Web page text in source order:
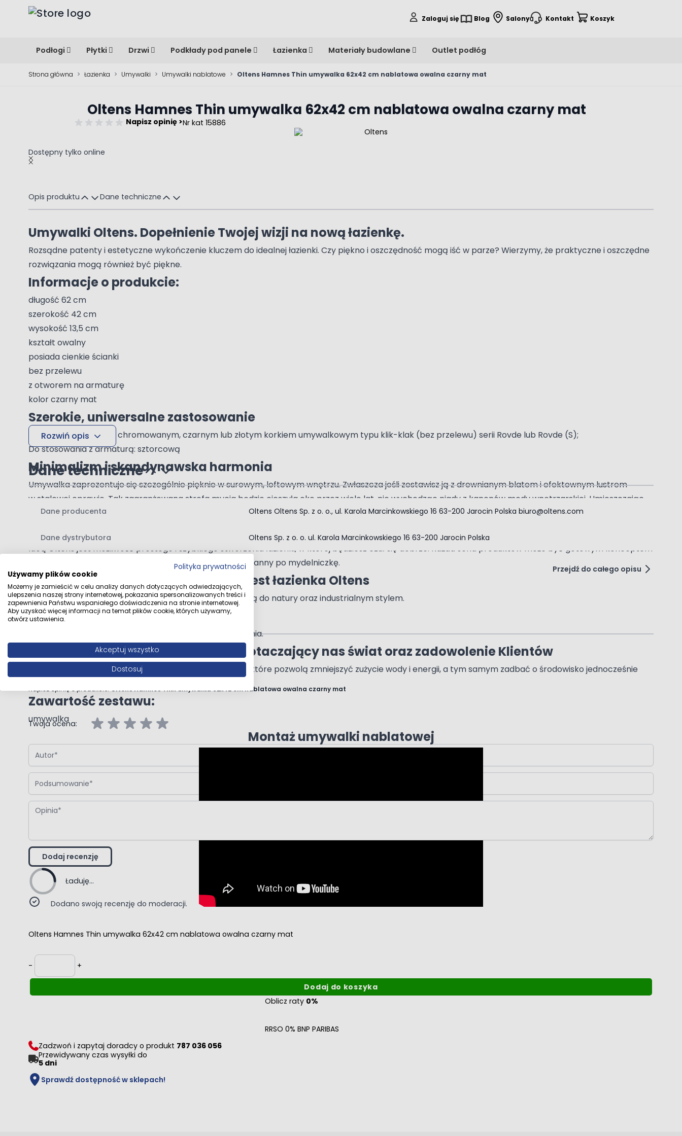
Przejdź do treści
Zaloguj się Blog Salony Kontakt Koszyk
Podłogi Płytki Drzwi Podkłady pod panele Łazienka Materiały budowlane Outlet podłóg
Strona główna > Łazienka > Umywalki > Umywalki nablatowe > Oltens Hamnes Thin umywalka 62x42 cm nablatowa owalna czarny mat
Oltens Hamnes Thin umywalka 62x42 cm nablatowa owalna czarny mat
Napisz opinię >Nr kat 15886
Dostępny tylko online
Main image
Click to view image in fullscreen
Opis produktu Dane techniczne
Umywalki Oltens. Dopełnienie Twojej wizji na nową łazienkę.
Rozsądne patenty i estetyczne wykończenie kluczem do idealnej łazienki. Czy piękno i oszczędność mogą iść w parze? Wierzymy, że praktyczne i oszczędne
rozwiązania mogą również być piękne.
Informacje o produkcie:
długość 62 cm
szerokość 42 cm
wysokość 13,5 cm
kształt owalny
posiada cienkie ścianki
bez przelewu
z otworem na armaturę
kolor czarny mat
Szerokie, uniwersalne zastosowanie
Najlepiej połączyć ją z chromowanym, czarnym lub złotym korkiem umywalkowym typu klik-klak (bez przelewu) serii Rovde lub Rovde (S);
Do stosowania z armaturą: sztorcową
Minimalizm i skandynawska harmonia
Umywalka zaprezentuje się szczególnie pięknie w surowym, loftowym wnętrzu. Zwłaszcza jeśli zestawisz ją z drewnianym blatem i efektownym lustrem
w stalowej oprawie. Tak zaaranżowana strefa mycia będzie cieszyła oko przez wiele lat, nie wychodząc nigdy z kanonów mody wnętrzarskiej. Umieszczając
umywalkę Hamnes w szlachetnym czarnym kolorze w swojej łazience, wyróżnisz ją i nadasz niepowtarzalnego charakteru.
Gotowe rozwiązania dla Twojej wygody
Ideą Oltens jest możliwość prostego i szybkiego stworzenia łazienki, w której będziesz czuł się dobrze. Każda seria produktów może być gotowym konceptem
– można znaleźć w niej wszystko, co jest potrzebne, od wanny po mydelniczkę.
Delikatna, minimalistyczna – taka jest łazienka Oltens
Inspirowana skandynawską harmonią, spokojem miłością do natury oraz industrialnym stylem.
Gwarancja jakości produktów
Oltens to pewność i zaufanie przez cały okres użytkowania.
Oltens czuje się odpowiedzialny za otaczający nas świat oraz zadowolenie Klientów
Z tego powodu firma OLTENS wykorzystuje technologie, które pozwolą zmniejszyć zużycie wody i energii, a tym samym zadbać o środowisko jednocześnie
Zawartość zestawu:
umywalka
Montaż umywalki nablatowej
Rozwiń opis
Dane techniczne
Dane producenta Oltens Oltens Sp. z o. o., ul. Karola Marcinkowskiego 16 63-200 Jarocin Polska biuro@oltens.com
Dane dystrybutora Oltens Sp. z o. o. ul. Karola Marcinkowskiego 16 63-200 Jarocin Polska
Przejdź do całego opisu
Opinie klientów
Napisz własną recenzję
Napisz opinię o produkcie:Oltens Hamnes Thin umywalka 62x42 cm nablatowa owalna czarny mat
Twoja ocena:
Autor
Podsumowanie
Opinia
Dodaj recenzję
Ładuję...
Dodano swoją recenzję do moderacji.
Oltens Hamnes Thin umywalka 62x42 cm nablatowa owalna czarny mat
-
Ilość
+
Dodaj do koszyka
Oblicz raty 0%
RRSO 0% BNP PARIBAS
Zadzwoń i zapytaj doradcy o produkt 787 036 056
Przewidywany czas wysyłki do
5 dni
Sprawdź dostępność w sklepach!
Polityka prywatności
Używamy plików cookie
Możemy je zamieścić w celu analizy danych dotyczących odwiedzających,
ulepszenia naszej strony internetowej, pokazania spersonalizowanych treści i
zapewnienia Państwu wspaniałego doświadczenia na stronie internetowej.
Aby uzyskać więcej informacji na temat plików cookie, których używamy,
otwórz ustawienia.
Akceptuj wszystko
Dostosuj